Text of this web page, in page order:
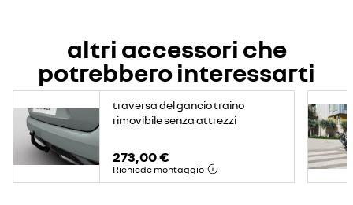
altri accessori che
potrebbero interessarti
traversa del gancio traino
rimovibile senza attrezzi
273,00 €
Richiede montaggio